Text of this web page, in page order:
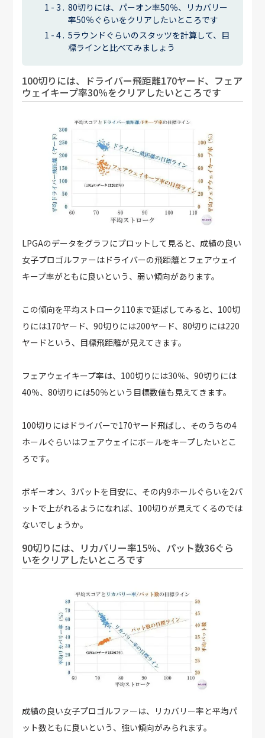
80切りには、パーオン率50％、リカバリー
率50％ぐらいをクリアしたいところです
5ラウンドぐらいのスタッツを計算して、目
標ラインと比べてみましょう
100切りには、ドライバー飛距離170ヤード、フェア
ウェイキープ率30％をクリアしたいところです
LPGAのデータをグラフにプロットして見ると、成績の良い
女子プロゴルファーはドライバーの飛距離とフェアウェイ
キープ率がともに良いという、弱い傾向があります。
この傾向を平均ストローク110まで延ばしてみると、100切
りには170ヤード、90切りには200ヤード、80切りには220
ヤードという、目標飛距離が見えてきます。
フェアウェイキープ率は、100切りには30％、90切りには
40％、80切りには50％という目標数値も見えてきます。
100切りにはドライバーで170ヤード飛ばし、そのうちの4
ホールぐらいはフェアウェイにボールをキープしたいとこ
ろです。
ボギーオン、3パットを目安に、その内9ホールぐらいを2パ
ットで上がれるようになれば、100切りが見えてくるのでは
ないでしょうか。
90切りには、リカバリー率15％、パット数36ぐら
いをクリアしたいところです
成績の良い女子プロゴルファーは、リカバリー率と平均パ
ット数ともに良いという、強い傾向がみられます。